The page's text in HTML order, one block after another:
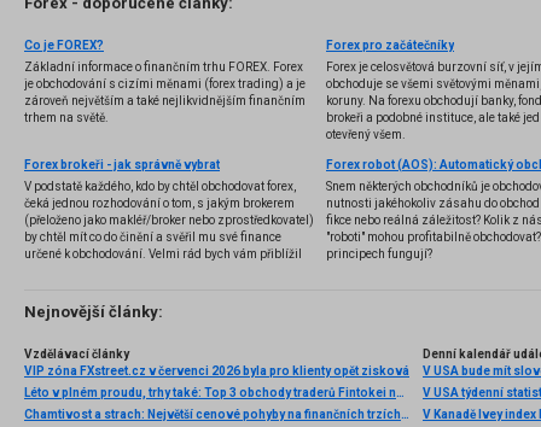
Co je FOREX?
Základní informace o finančním trhu FOREX. Forex
je obchodování s cizími měnami (forex trading) a je
zároveň největším a také nejlikvidnějším finančním
trhem na světě.
Forex pro začátečníky
Forex je celosvětová burzovní síť, v
obchoduje se všemi světovými
koruny. Na forexu obchodují banky,
brokeři a podobné instituce, ale také
otevřený všem.
Forex brokeři - jak správně vybrat
V podstatě každého, kdo by chtěl obchodovat forex,
čeká jednou rozhodování o tom, s jakým brokerem
(přeloženo jako makléř/broker nebo zprostředkovatel)
by chtěl mít co do činění a svěřil mu své finance
určené k obchodování. Velmi rád bych vám přiblížil
několik příkladů nejznámějších z nich.
Snem některých obchodníků je
nutnosti jakéhokoliv zásahu do
fikce nebo reálná záležitost? Kolik z
"roboti" mohou profitabilně
principech fungují?
Nejnovější články:
Vzdělávací články
VIP zóna FXstreet.cz v červenci 2026 byla pro klienty opět zisková
Léto v plném proudu, trhy také: Top 3 obchody traderů Fintokei na indexech a zlatě
Chamtivost a strach: Největší cenové pohyby na finančních trzích (červenec 2026)
Denní kalendář
V USA bude mít
V USA týdenní
V Kanadě Ivey index